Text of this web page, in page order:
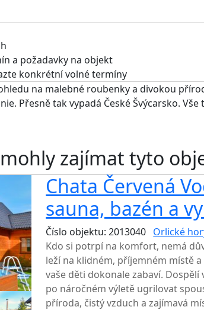
a požadavky na objekt
konkrétní volné termíny
na malebné roubenky a divokou
Přesně tak vypadá České Švýcarsko.
zajímat tyto
Chata Červená
sauna, bazén a
Číslo objektu: 2013040 Orlické
Kdo si potrpí na komfort, nemá
leží na klidném, příjemném místě
vaše děti dokonale zabaví.
po náročném výletě ugrilovat
příroda, čistý vzduch a zajímavá